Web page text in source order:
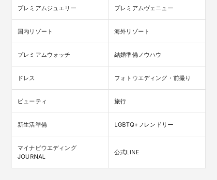
プレミアムジュエリー プレミアムヴェニュー
国内リゾート 海外リゾート
プレミアムウォッチ 結婚準備ノウハウ
ドレス フォトウエディング・前撮り
ビューティ 旅行
新生活準備 LGBTQ+フレンドリー
マイナビウエディング
JOURNAL
公式LINE